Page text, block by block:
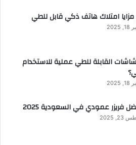
امتلاك هاتف ذكي قابل للطي
القابلة للطي عملية للاستخدام
2025